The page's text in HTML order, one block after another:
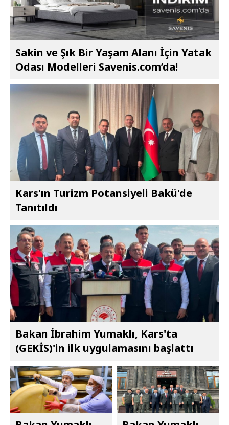
Sakin ve Şık Bir Yaşam Alanı İçin Yatak
Odası Modelleri Savenis.com’da!
Kars'ın Turizm Potansiyeli Bakü'de
Tanıtıldı
Bakan İbrahim Yumaklı, Kars'ta
(GEKİS)'in ilk uygulamasını başlattı